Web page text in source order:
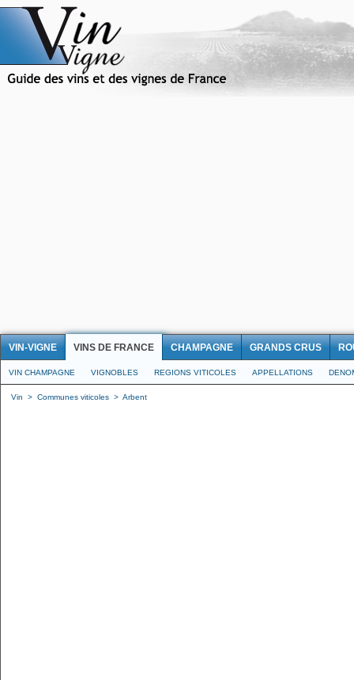
VIN-VIGNE VINS DE FRANCE CHAMPAGNE GRANDS CRUS
VIN CHAMPAGNE VIGNOBLES REGIONS VITICOLES APPELLATIONS
Vin > Communes viticoles > Arbent